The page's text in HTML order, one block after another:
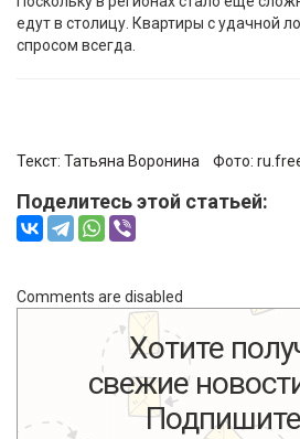
едут в столицу. Квартиры с удачной
спросом всегда.
Текст: Татьяна Воронина Фото:
Поделитесь этой статьей:
Comments are disabled
Хотите
свежие